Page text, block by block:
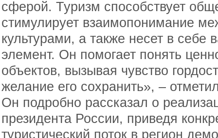
сферой. Туризм способствует
стимулирует взаимопонимание
культурами, а также несет в себе
элемент. Он помогает понять
объектов, вызывая чувство
желание его сохранить», –
Он подробно рассказал о
президента России, приведя
туристический поток в регион